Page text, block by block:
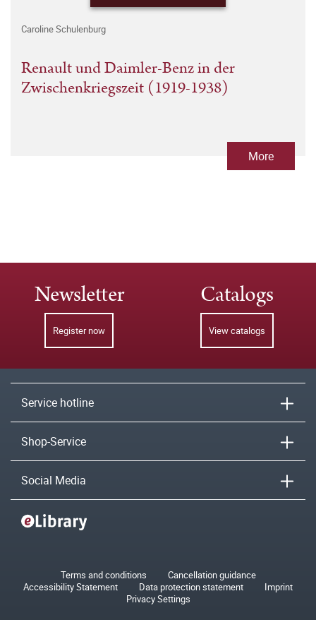
Caroline Schulenburg
Renault und Daimler-Benz in der
Zwischenkriegszeit (1919-1938)
More
Newsletter
Register now
Catalogs
View catalogs
Service hotline
Shop-Service
Social Media
Terms and conditions
Cancellation guidance
Accessibility Statement
Data protection statement
Imprint
Privacy Settings